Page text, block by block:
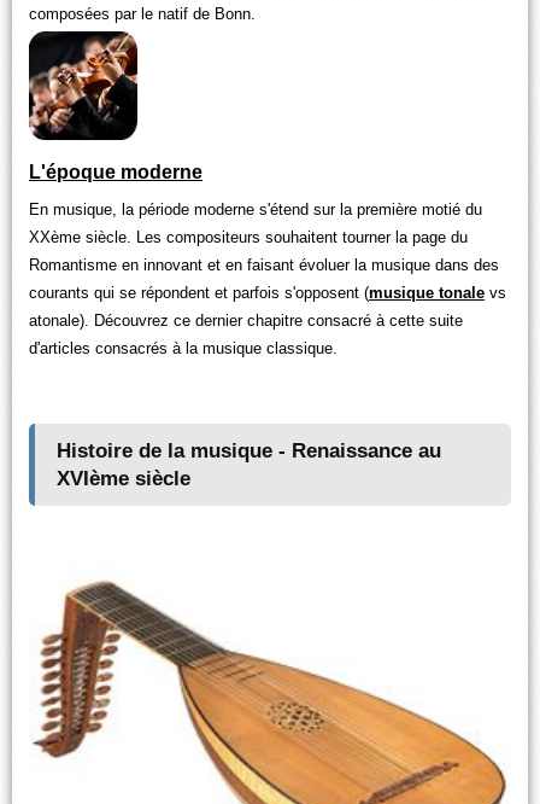
composées par le natif de Bonn.
L'époque moderne
En musique, la période moderne s'étend sur la première motié du
XXème siècle. Les compositeurs souhaitent tourner la page du
Romantisme en innovant et en faisant évoluer la musique dans des
courants qui se répondent et parfois s'opposent (musique tonale vs
atonale). Découvrez ce dernier chapitre consacré à cette suite
d'articles consacrés à la musique classique.
Histoire de la musique - Renaissance au
XVIème siècle